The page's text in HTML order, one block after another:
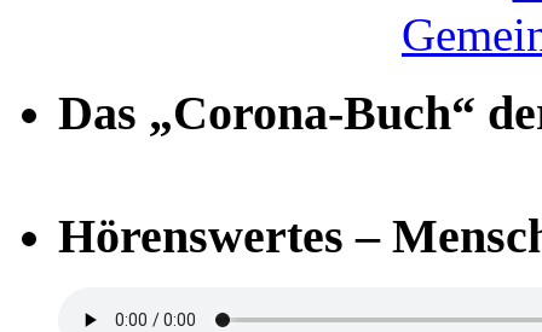
Das „Corona-Buch“
Hörenswertes –